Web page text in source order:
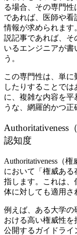
る場合、その専門
であれば、医師や看
情報が求められます
説記事であれば、そ
いるエンジニアが書
う。
この専門性は、単に
したりすることで
に、複雑な内容を平
うな、網羅的かつ正
Authoritativeness
認知度
Authoritativeness（
において「権威あ
指します。これは、
体に対しても適用さ
例えば、ある大学の
おける高い権威性
公開するガイドライ